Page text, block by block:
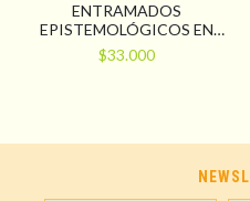
ENTRAMADOS
EPISTEMOLÓGICOS EN
TRABAJO SOCIAL.
CONTRIBUCIONES PARA UN
INTERCULTURAL
$33.000